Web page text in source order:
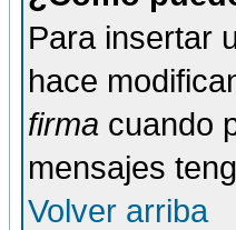
Para insertar
hace
firma cuando
mensajes
Volver arriba